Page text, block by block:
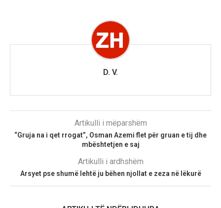
D. V.
Artikulli i mëparshëm
“Gruja na i qet rrogat”, Osman Azemi flet për gruan e tij dhe
mbështetjen e saj
Artikulli i ardhshëm
Arsyet pse shumë lehtë ju bëhen njollat e zeza në lëkurë